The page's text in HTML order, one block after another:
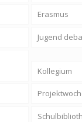
Erasmus
Jugend
Kollegium